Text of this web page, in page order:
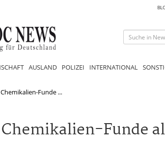
AUSLAND POLIZEI INTERNATIONAL
Funde ...
Funde